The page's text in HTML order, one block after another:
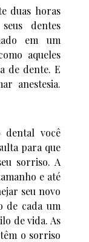
duas horas
dentes
em um
aqueles
de dente. E
anestesia.
dental você
para que
sorriso. A
e até
seu novo
de cada um
de vida. As
o sorriso